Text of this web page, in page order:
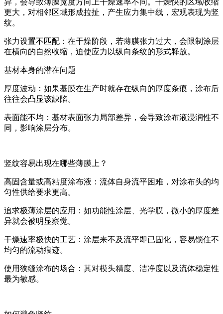
更大，对相邻区域形成拉扯，产生应力集中线，宏观表现为竖
纹。
张力设置不匹配：在干燥阶段，若薄膜张力过大，会限制涂层
在横向的自然收缩，迫使应力以纵向条纹的形式释放。
基材本身的潜在问题
厚度波动：如果基膜在生产时就存在纵向的厚度条痕，涂布后
往往会凸显该缺陷。
表面能不均：基材表面张力局部差异，会导致涂布液浸润性不
同，影响涂层分布。
竖纹容易出现在哪些薄膜上？
高固含量或高粘度涂布液：流体自身流平困难，对涂布头的均
匀性供给要求更高。
追求极薄涂层的应用：如功能性涂层、光学膜，微小的厚度差
异就会被明显察觉。
干燥速率极快的工艺：涂层来不及流平即已固化，容易锁住不
均匀的流动痕迹。
使用狭缝涂布的场合：其对模头精度、洁净度以及流体稳定性
最为敏感。